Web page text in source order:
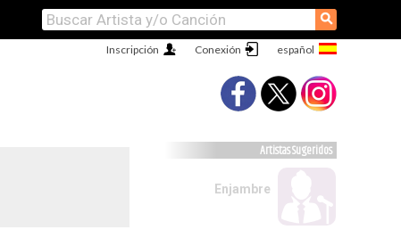
⚲
Conexión
Inscripción
Artistas Sugeridos
Enjambre